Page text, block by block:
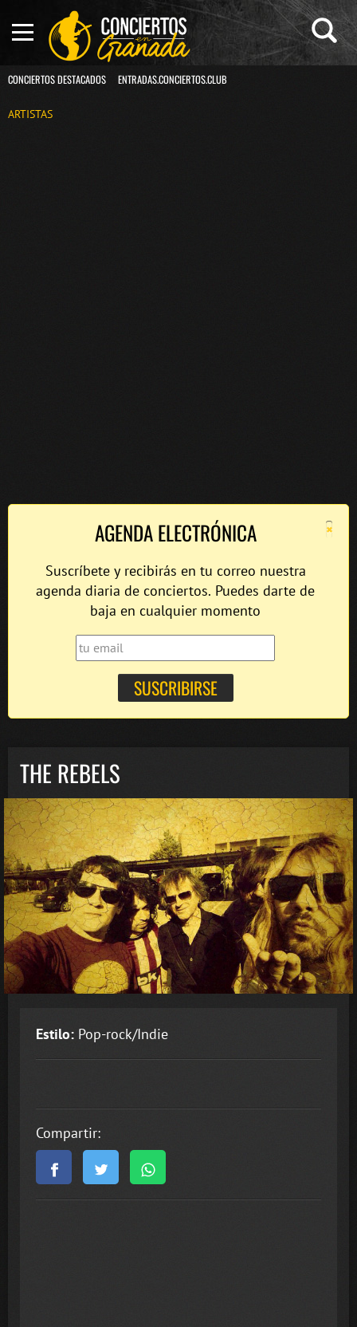
CONCIERTOS DESTACADOS ENTRADAS.CONCIERTOS.CLUB
ARTISTAS
×
AGENDA ELECTRÓNICA
Suscríbete y recibirás en tu correo nuestra
agenda diaria de conciertos. Puedes darte de
baja en cualquier momento
THE REBELS
Estilo: Pop-rock/Indie
Compartir: